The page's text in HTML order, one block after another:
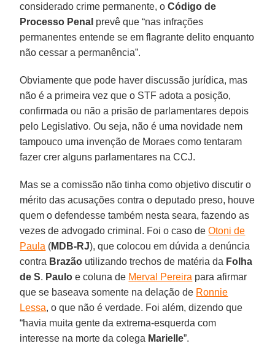
considerado crime permanente, oCódigo de
Processo Penal prevê que “nas infrações
permanentes entende se em flagrante delito enquanto
não cessar a permanência”.
Obviamente que pode haver discussão jurídica, mas
não é a primeira vez que o STF adota a posição,
confirmada ou não a prisão de parlamentares depois
pelo Legislativo. Ou seja, não é uma novidade nem
tampouco uma invenção de Moraes como tentaram
fazer crer alguns parlamentares na CCJ.
Mas se a comissão não tinha como objetivo discutir o
mérito das acusações contra o deputado preso, houve
quem o defendesse também nesta seara, fazendo as
vezes de advogado criminal. Foi o caso deOtoni de
Paula (MDB-RJ), que colocou em dúvida a denúncia
contra Brazão utilizando trechos de matéria da Folha
de S. Paulo e coluna de Merval Pereira para afirmar
que se baseava somente na delação de Ronnie
Lessa, o que não é verdade. Foi além, dizendo que
“havia muita gente da extrema-esquerda com
interesse na morte da colega Marielle”.